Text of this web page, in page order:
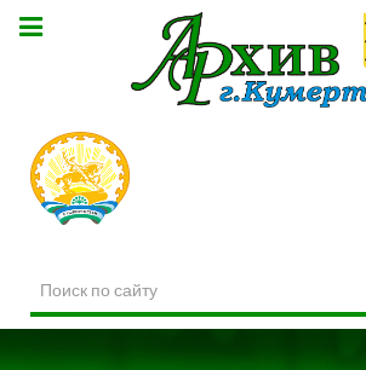
по
сайту